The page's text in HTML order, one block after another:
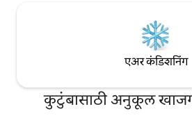
एअर कंडिशनिंग
कुटुंबासाठी अनुकूल